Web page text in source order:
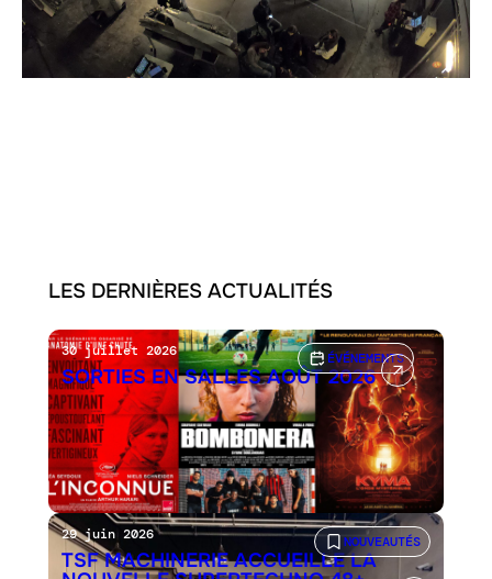
LES DERNIÈRES ACTUALITÉS
ÉVÉNEMENTS
30 juillet 2026
SORTIES EN SALLES AOÛT 2026
NOUVEAUTÉS
29 juin 2026
TSF MACHINERIE ACCUEILLE LA